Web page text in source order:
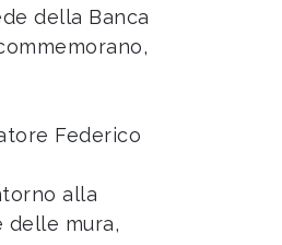
della Banca
Federico
alla
delle mura,